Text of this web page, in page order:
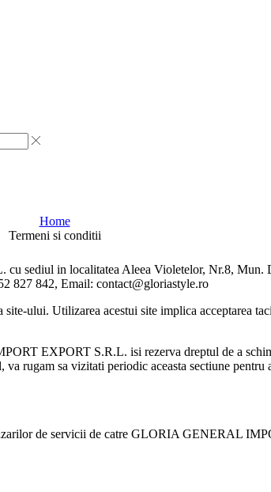
Home
Termeni si conditii
sediul in localitatea Aleea Violetelor, Nr.8, Mun.
827 842, Email: contact@gloriastyle.ro
ului. Utilizarea acestui site implica acceptarea
EXPORT S.R.L. isi rezerva dreptul de a
rugam sa vizitati periodic aceasta sectiune
de servicii de catre GLORIA GENERAL